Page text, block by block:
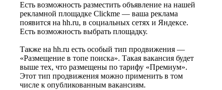
Есть возможность разместить объявление на нашей
рекламной площадке Clickme — ваша реклама
появится на hh.ru, в социальных сетях и Яндексе.
Есть возможность выбрать площадку.
Также на hh.ru есть особый тип продвижения —
«Размещение в топе поиска». Такая вакансия будет
выше тех, что размещены по тарифу «Премиум».
Этот тип продвижения можно применить в том
числе к опубликованным вакансиям.